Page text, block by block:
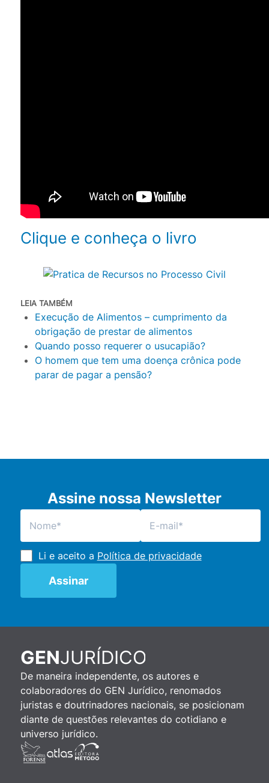
Clique e conheça o livro
LEIA TAMBÉM
Execução de Alimentos – cumprimento da
obrigação de prestar de alimentos
Quando posso requerer o usucapião?
O homem que tem uma doença crônica pode
parar de pagar a pensão?
Assine nossa Newsletter
Li e aceito a Política de privacidade
GENJURÍDICO
De maneira independente, os autores e
colaboradores do GEN Jurídico, renomados
juristas e doutrinadores nacionais, se posicionam
diante de questões relevantes do cotidiano e
universo jurídico.